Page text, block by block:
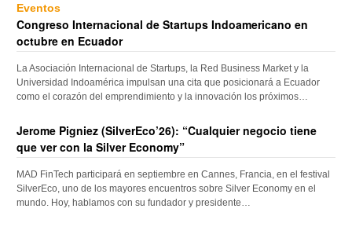
Eventos
Congreso Internacional de Startups Indoamericano en
octubre en Ecuador
La Asociación Internacional de Startups, la Red Business Market y la
Universidad Indoamérica impulsan una cita que posicionará a Ecuador
como el corazón del emprendimiento y la innovación los próximos…
Jerome Pigniez (SilverEco’26): “Cualquier negocio tiene
que ver con la Silver Economy”
MAD FinTech participará en septiembre en Cannes, Francia, en el festival
SilverEco, uno de los mayores encuentros sobre Silver Economy en el
mundo. Hoy, hablamos con su fundador y presidente…